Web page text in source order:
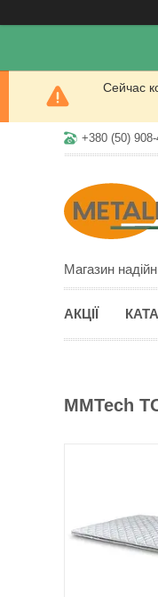
Сейчас
+380 (50)
Магазин
АКЦІЇ
MMTech